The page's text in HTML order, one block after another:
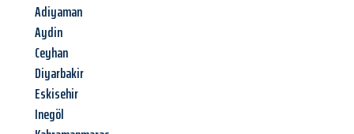
Adiyaman
Aydin
Ceyhan
Diyarbakir
Eskisehir
Inegöl